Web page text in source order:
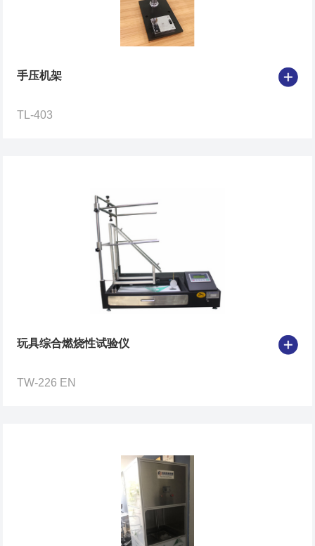
手压机架
TL-403
玩具综合燃烧性试验仪
TW-226 EN